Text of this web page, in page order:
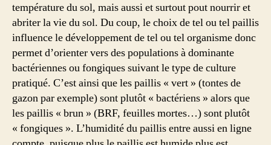
température du sol, mais aussi et surtout pout nourrir et
abriter la vie du sol. Du coup, le choix de tel ou tel paillis
influence le développement de tel ou tel organisme donc
permet d’orienter vers des populations à dominante
bactériennes ou fongiques suivant le type de culture
pratiqué. C’est ainsi que les paillis « vert » (tontes de
gazon par exemple) sont plutôt « bactériens » alors que
les paillis « brun » (BRF, feuilles mortes…) sont plutôt
« fongiques ». L’humidité du paillis entre aussi en ligne